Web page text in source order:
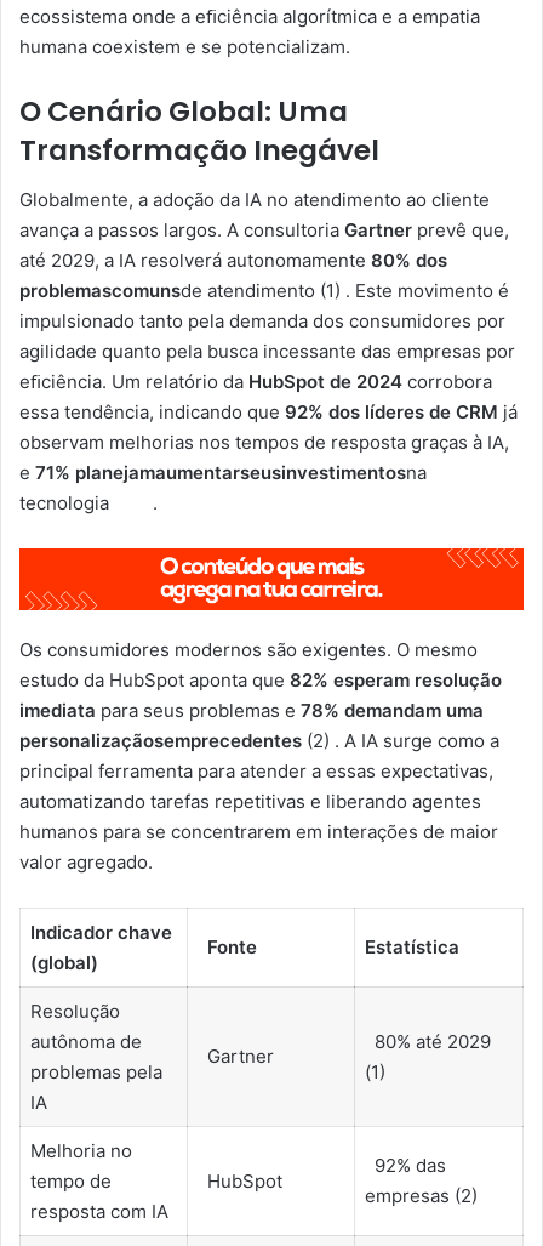
ecossistema onde a eﬁciência algorítmica e a empatia
humana coexistem e se potencializam.
O Cenário Global: Uma
Transformação Inegável
Globalmente, a adoção da IA no atendimento ao cliente
avança a passos largos. A consultoria Gartner prevê que,
até 2029, a IA resolverá autonomamente 80% dos
problemascomunsde atendimento (1) . Este movimento é
impulsionado tanto pela demanda dos consumidores por
agilidade quanto pela busca incessante das empresas por
eﬁciência. Um relatório da HubSpot de 2024 corrobora
essa tendência, indicando que 92% dos líderes de CRM já
observam melhorias nos tempos de resposta graças à IA,
e 71% planejamaumentarseusinvestimentosna
tecnologia .
Os consumidores modernos são exigentes. O mesmo
estudo da HubSpot aponta que 82% esperam resolução
imediata para seus problemas e 78% demandam uma
personalizaçãosemprecedentes (2) . A IA surge como a
principal ferramenta para atender a essas expectativas,
automatizando tarefas repetitivas e liberando agentes
humanos para se concentrarem em interações de maior
valor agregado.
Indicador chave
(global)
Fonte Estatística
Resolução
autônoma de
problemas pela
IA
Gartner
80% até 2029
(1)
Melhoria no
tempo de
resposta com IA
HubSpot
92% das
empresas (2)